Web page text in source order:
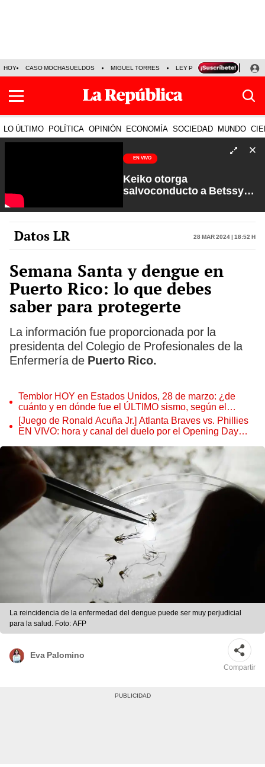
HOY CASO MOCHASUELDOS MIGUEL TORRES LEY PULPÍN PRECIO DEL
LO ÚLTIMO POLÍTICA OPINIÓN ECONOMÍA SOCIEDAD MUNDO
EN VIVO
Keiko otorga
salvoconducto a Betssy
Petroperú | Sin Guion con
Rosa María Palacios
Datos LR 28 Mar 2024 | 18:52 h
Semana Santa y dengue en
Puerto Rico: lo que debes
saber para protegerte
La información fue proporcionada por la
presidenta del Colegio de Profesionales de la
Enfermería de Puerto Rico.
Temblor HOY en Estados Unidos, 28 de marzo: ¿de
cuánto y en dónde fue el ÚLTIMO sismo, según el
USGS?
[Juego de Ronald Acuña Jr.] Atlanta Braves vs. Phillies
EN VIVO: hora y canal del duelo por el Opening Day
La reincidencia de la enfermedad del dengue puede ser muy perjudicial
para la salud. Foto: AFP
Eva Palomino
Compartir